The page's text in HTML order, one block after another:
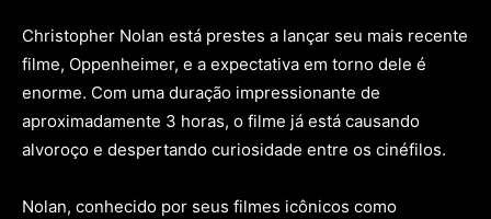
Christopher Nolan está prestes a lançar seu mais recente
filme, Oppenheimer, e a expectativa em torno dele é
enorme. Com uma duração impressionante de
aproximadamente 3 horas, o filme já está causando
alvoroço e despertando curiosidade entre os cinéfilos.
Nolan, conhecido por seus filmes icônicos como